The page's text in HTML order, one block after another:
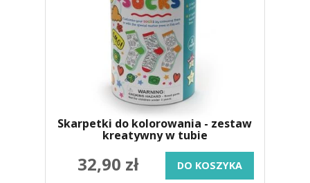
Skarpetki do kolorowania - zestaw
kreatywny w tubie
32,90 zł DO KOSZYKA